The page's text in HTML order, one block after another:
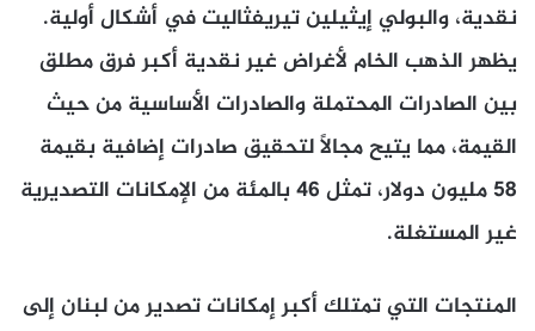
نقدية، والبولي إيثيلين تيريفثاليت في أشكال أولية.
يظهر الذهب الخام لأغراض غير نقدية أكبر فرق مطلق
بين الصادرات المحتملة والصادرات الأساسية من حيث
القيمة، مما يتيح مجالاً لتحقيق صادرات إضافية بقيمة
58 مليون دولار، تمثل 46 بالمئة من الإمكانات التصديرية
غير المستغلة.
المنتجات التي تمتلك أكبر إمكانات تصدير من لبنان إلى